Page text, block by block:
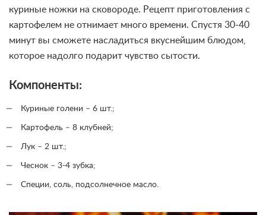
куриные ножки на сковороде. Рецепт приготовления с
картофелем не отнимает много времени. Спустя 30-40
минут вы сможете насладиться вкуснейшим блюдом,
которое надолго подарит чувство сытости.
Компоненты:
Куриные голени – 6 шт.;
Картофель – 8 клубней;
Лук – 2 шт.;
Чеснок – 3-4 зубка;
Специи, соль, подсолнечное масло.